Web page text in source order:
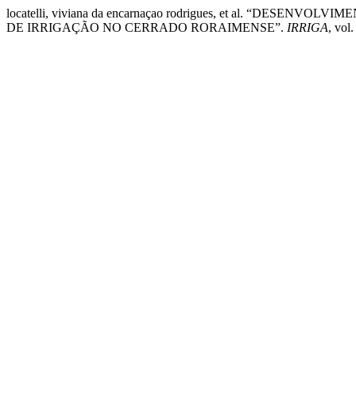
locatelli, viviana da encarnaçao rodrigues, et al.
DE IRRIGAÇÃO NO CERRADO RORAIMENSE”. IRRIGA, vol.